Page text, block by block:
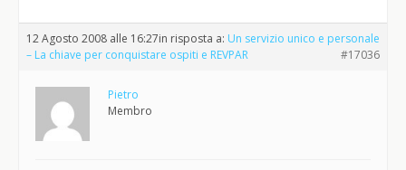
12 Agosto 2008 alle 16:27in risposta a: Un servizio unico e personale
– La chiave per conquistare ospiti e REVPAR
#17036
Pietro
Membro